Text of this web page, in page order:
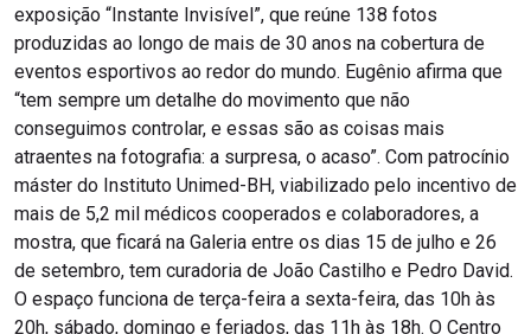
exposição “Instante Invisível”, que reúne 138 fotos
produzidas ao longo de mais de 30 anos na cobertura de
eventos esportivos ao redor do mundo. Eugênio afirma que
“tem sempre um detalhe do movimento que não
conseguimos controlar, e essas são as coisas mais
atraentes na fotografia: a surpresa, o acaso”. Com patrocínio
máster do Instituto Unimed-BH, viabilizado pelo incentivo de
mais de 5,2 mil médicos cooperados e colaboradores, a
mostra, que ficará na Galeria entre os dias 15 de julho e 26
de setembro, tem curadoria de João Castilho e Pedro David.
O espaço funciona de terça-feira a sexta-feira, das 10h às
20h, sábado, domingo e feriados, das 11h às 18h. O Centro